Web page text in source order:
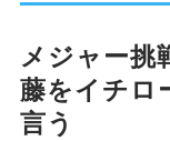
メジャー挑
藤をイチロ
言う